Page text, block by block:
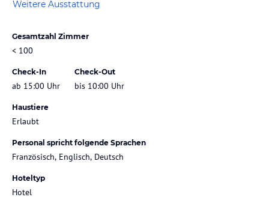
Weitere Ausstattung
Gesamtzahl Zimmer
< 100
Check-In
ab 15:00 Uhr
Check-Out
bis 10:00 Uhr
Haustiere
Erlaubt
Personal spricht folgende Sprachen
Französisch, Englisch, Deutsch
Hoteltyp
Hotel